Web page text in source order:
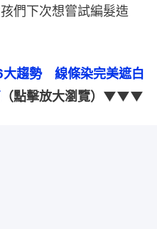
們下次想嘗試編髮造
趨勢　線條染完美遮白
（點擊放大瀏覽）▼▼▼